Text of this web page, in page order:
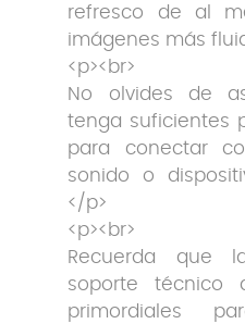
refresco de al
imágenes más
<p><br>
No olvides de
tenga suficientes
para conectar
sonido o
</p>
<p><br>
Recuerda que
soporte técnico
primordiales